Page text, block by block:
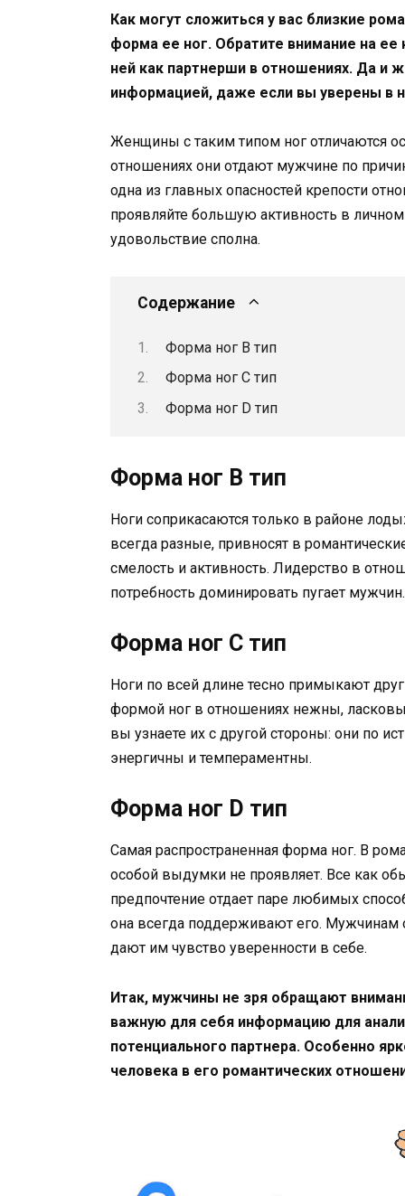
Как могут сложиться у вас близкие
форма ее ног. Обратите внимание на ее
ней как партнерши в отношениях. Да и
информацией, даже если вы уверены в
Женщины с таким типом ног отличаются
отношениях они отдают мужчине по
одна из главных опасностей крепости
проявляйте большую активность в
удовольствие сполна.
Содержание
Форма ног В тип
Форма ног С тип
Форма ног D тип
Форма ног В тип
Ноги соприкасаются только в районе
всегда разные, привносят в
смелость и активность. Лидерство в
потребность доминировать пугает
Форма ног С тип
Ноги по всей длине тесно примыкают
формой ног в отношениях нежны,
вы узнаете их с другой стороны: они по
энергичны и темпераментны.
Форма ног D тип
Самая распространенная форма ног. В
особой выдумки не проявляет. Все как
предпочтение отдает паре любимых
она всегда поддерживают его. Мужчинам
дают им чувство уверенности в себе.
Итак, мужчины не зря обращают
важную для себя информацию для
потенциального партнера. Особенно
человека в его романтических